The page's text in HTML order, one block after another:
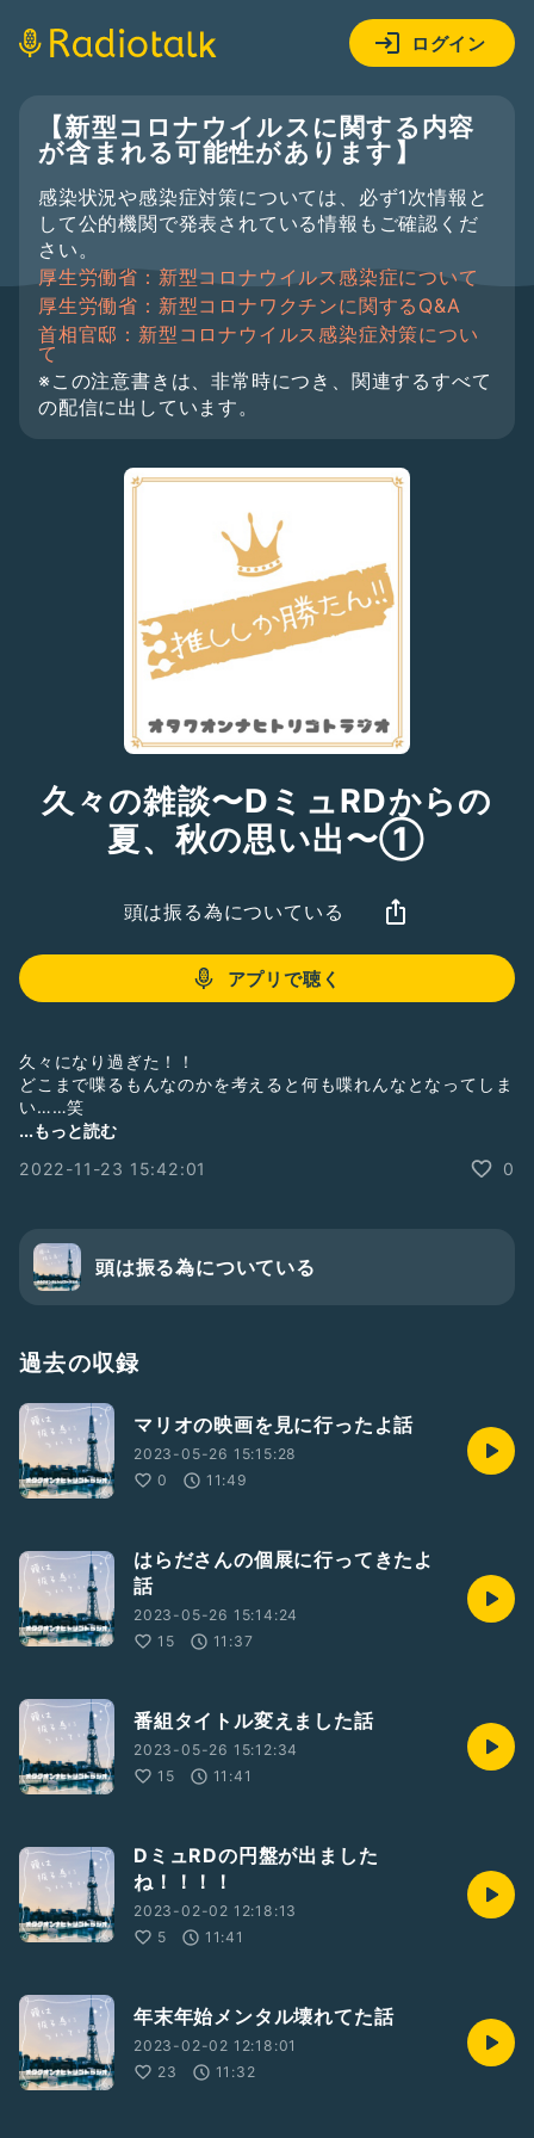
ログイン
【新型コロナウイルスに関する内容
が含まれる可能性があります】
感染状況や感染症対策については、必ず1次情報と
して公的機関で発表されている情報もご確認くだ
さい。
厚生労働省：新型コロナウイルス感染症について
厚生労働省：新型コロナワクチンに関するQ&A
首相官邸：新型コロナウイルス感染症対策につい
て
※この注意書きは、非常時につき、関連するすべて
の配信に出しています。
久々の雑談〜DミュRDからの
夏、秋の思い出〜①
頭は振る為についている
アプリで聴く
久々になり過ぎた！！
どこまで喋るもんなのかを考えると何も喋れんなとなってしま
い……笑
楽しいイベントで完全燃焼した後のコロナ罹患のオチの2022
#雑談
#オタク
#1人語り
...もっと読む
2022-11-23 15:42:01
0
頭は振る為についている
過去の収録
マリオの映画を見に行ったよ話
2023-05-26 15:15:28
0
11:49
はらださんの個展に行ってきたよ
話
2023-05-26 15:14:24
15
11:37
番組タイトル変えました話
2023-05-26 15:12:34
15
11:41
DミュRDの円盤が出ました
ね！！！！
2023-02-02 12:18:13
5
11:41
年末年始メンタル壊れてた話
2023-02-02 12:18:01
23
11:32